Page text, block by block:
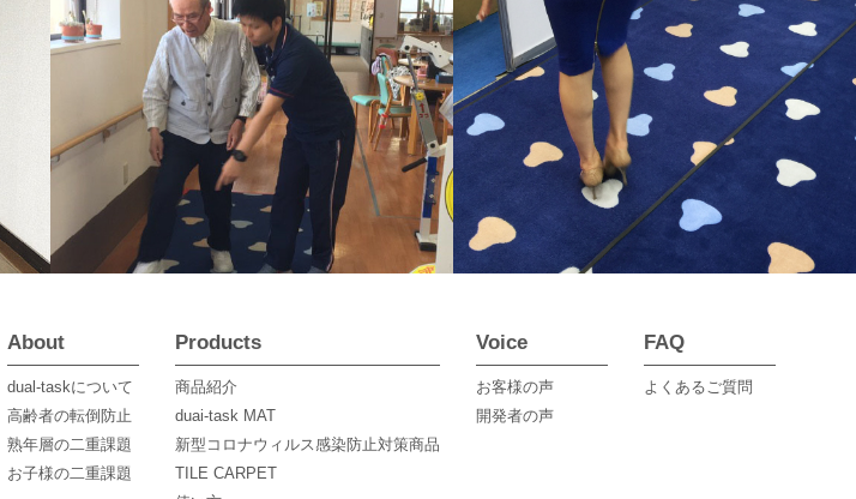
About
dual-taskについて
高齢者の転倒防止
熟年層の二重課題
お子様の二重課題
Products
商品紹介
duai-task MAT
新型コロナウィルス感染防止対策商品
TILE CARPET
Voice
お客様の声
開発者の声
FAQ
よくあるご質問